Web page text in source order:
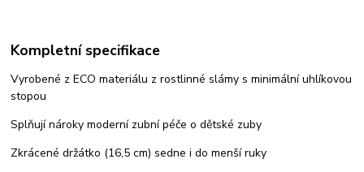
Kompletní specifikace
Vyrobené z ECO materiálu z rostlinné slámy s minimální uhlíkovou
stopou
Splňují nároky moderní zubní péče o dětské zuby
Zkrácené držátko (16,5 cm) sedne i do menší ruky